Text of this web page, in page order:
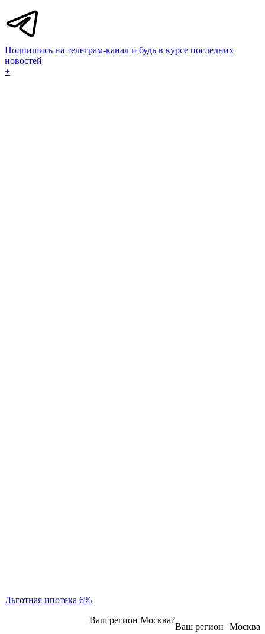
Подпишись на телеграм-канал и будь в курсе последних
новостей
+
Льготная ипотека 6%
Москва
Ваш регион
Ваш регион Москва?